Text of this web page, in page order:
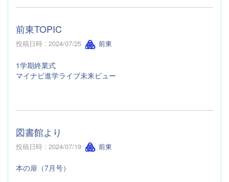
前東TOPIC
投稿日時 : 2024/07/25 前東
1学期終業式
マイナビ進学ライブ未来ビュー
図書館より
投稿日時 : 2024/07/19 前東
本の扉（7月号）